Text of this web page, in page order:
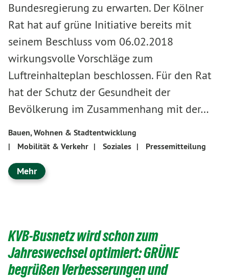
Bundesregierung zu erwarten. Der Kölner
Rat hat auf grüne Initiative bereits mit
seinem Beschluss vom 06.02.2018
wirkungsvolle Vorschläge zum
Luftreinhalteplan beschlossen. Für den Rat
hat der Schutz der Gesundheit der
Bevölkerung im Zusammenhang mit der…
Bauen, Wohnen & Stadtentwicklung
|
Mobilität & Verkehr | Soziales | Pressemitteilung
Mehr
KVB-Busnetz wird schon zum
Jahreswechsel optimiert: GRÜNE
begrüßen Verbesserungen und